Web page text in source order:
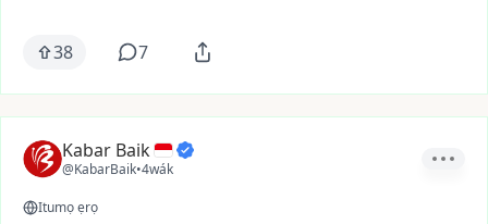
38 7
Kabar Baik
@KabarBaik•4wák
Itumọ ẹrọ